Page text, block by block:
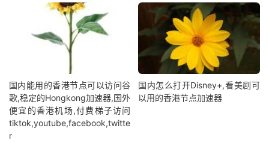
国内能用的香港节点可以访问谷
歌,稳定的Hongkong加速器,国外
便宜的香港机场,付费梯子访问
tiktok,youtube,facebook,twitte
r
国内怎么打开Disney+,看美剧可
以用的香港节点加速器